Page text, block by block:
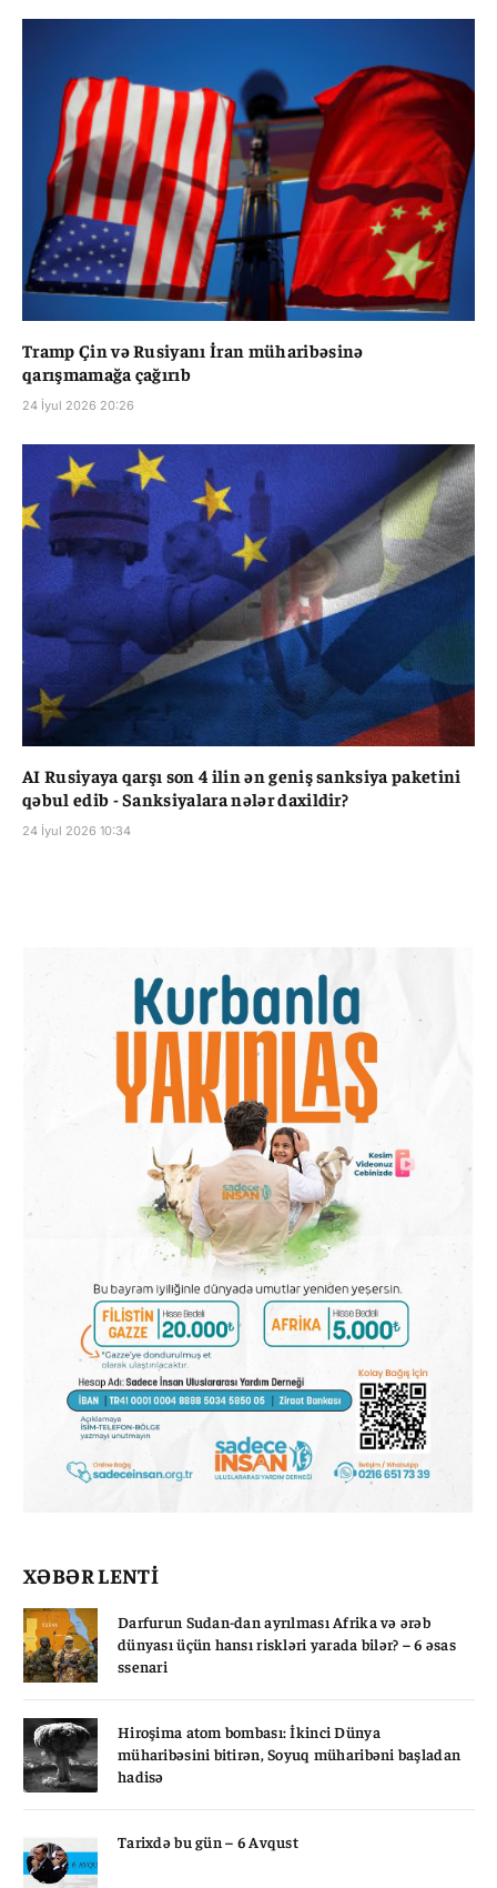
Tramp Çin və Rusiyanı İran müharibəsinə
qarışmamağa çağırıb
24 İyul 2026 20:26
AI Rusiyaya qarşı son 4 ilin ən geniş sanksiya paketini
qəbul edib - Sanksiyalara nələr daxildir?
24 İyul 2026 10:34
XƏBƏR LENTİ
Darfurun Sudan-dan ayrılması Afrika və ərəb
dünyası üçün hansı riskləri yarada bilər? – 6 əsas
ssenari
Hiroşima atom bombası: İkinci Dünya
müharibəsini bitirən, Soyuq müharibəni başladan
hadisə
Tarixdə bu gün – 6 Avqust